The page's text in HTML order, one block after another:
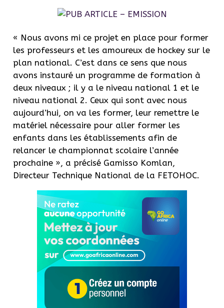
« Nous avons mi ce projet en place pour former
les professeurs et les amoureux de hockey sur le
plan national. C’est dans ce sens que nous
avons instauré un programme de formation à
deux niveaux ; il y a le niveau national 1 et le
niveau national 2. Ceux qui sont avec nous
aujourd’hui, on va les former, leur remettre le
matériel nécessaire pour aller former les
enfants dans les établissements afin de
relancer le championnat scolaire l’année
prochaine », a précisé Gamisso Komlan,
Directeur Technique National de la FETOHOC.